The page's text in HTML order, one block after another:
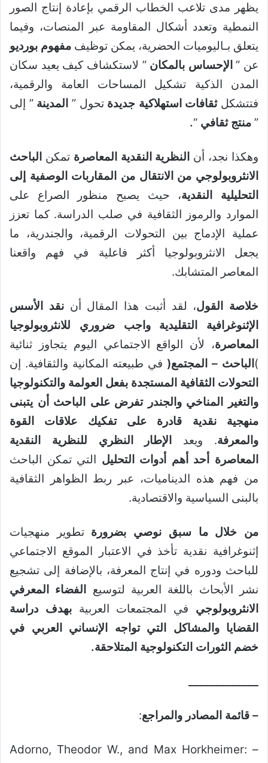
يظهر مدى تلاعب الخطاب الرقمي بإعادة إنتاج الصور
النمطية وتعدد أشكال المقاومة عبر المنصات، وفيما
يتعلق بـاليوميات الحضرية، يمكن توظيف مفهوم بورديو
عن ” الإحساس بالمكان ” لاستكشاف كيف يعيد سكان
المدن الذكية تشكيل المساحات العامة والرقمية،
فتتشكلثقافات استهلاكية جديدة تحول ” المدينة ” إلى
” منتج ثقافي “
.
وهكذا نجد، أن النظرية النقدية المعاصرة تمكن الباحث
النثروبولوجي من الانتقال من المقاربات الوصفية إلى
التحليلية النقدية، حيث يصبح منظور الصراع على
الموارد والرموز الثقافية في صلب الدراسة. كما تعزز
عملية الإدماج بين التحولات الرقمية، والجندرية، ما
يجعل الانثروبولوجيا أكثر فاعلية في فهم واقعنا
المعاصر المتشابك.
خلاصة القول، لقد أثبت هذا المقال أننقد الأسس
الإثنوغرافية التقليدية واجب ضروري للانثروبولوجيا
المعاصرة، لأن الواقع الاجتماعي اليوم يتجاوز ثنائية
) الباحث – المجتمع( في طبيعته المكانية والثقافية. إن
التحولات الثقافية المستجدة بفعل العولمة والتكنولوجيا
والتغير المناخي والجندر تفرض على الباحث أن يتبنى
منهجية نقدية قادرة على تفكيك علاقات القوة
والمعرفة. ويعد
الإطار النظري للنظرية النقدية
المعاصرة أحد أهم أدوات التحليل التي تمكن الباحث
من فهم هذه الديناميات، عبر ربط الظواهر الثقافية
بالبنى السياسية والاقتصادية.
من خلال ما سبق نوصي بضرورة تطوير منهجيات
إثنوغرافية نقدية تأخذ في الاعتبار الموقع الاجتماعي
للباحث ودوره في إنتاج المعرفة، بالإضافة إلى تشجيع
نشر الأبحاث باللغة العربية لتوسيع
الفضاء المعرفي
الانثروبولوجي في المجتمعات العربيةبهدف دراسة
القضايا والمشاكل التي تواجه الإنساني العربي في
خضم الثورات التكنولوجية المتلاحقة.
– قائمة المصادر والمراجع:
– Adorno, Theodor W., and Max Horkheimer: